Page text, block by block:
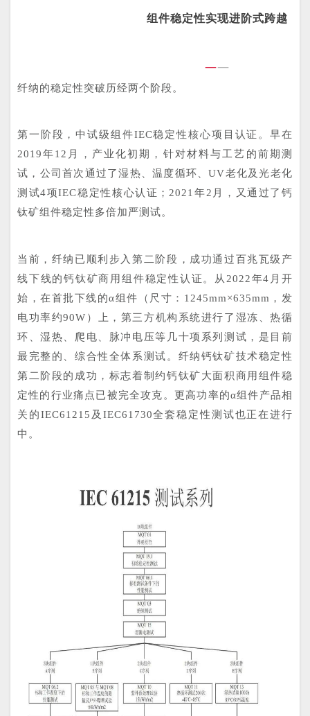
组件稳定性实现进阶式跨越
——
纤纳的稳定性突破历经两个阶段。
第一阶段，中试级组件IEC稳定性核心项目认证。早在
2019年12月，产业化初期，针对材料与工艺的前期测
试，公司首次通过了湿热、温度循环、UV老化及光老化
测试4项IEC稳定性核心认证；2021年2月，又通过了钙
钛矿组件稳定性多倍加严测试。
当前，纤纳已顺利步入第二阶段，成功通过百兆瓦级产
线下线的钙钛矿商用组件稳定性认证。从2022年4月开
始，在首批下线的α组件（尺寸：1245mm×635mm，发
电功率约90W）上，第三方机构系统进行了湿冻、热循
环、湿热、爬电、脉冲电压等几十项系列测试，是目前
最完整的、综合性全体系测试。纤纳钙钛矿技术稳定性
第二阶段的成功，标志着制约钙钛矿大面积商用组件稳
定性的行业痛点已被完全攻克。更高功率的α组件产品相
关的IEC61215及IEC61730全套稳定性测试也正在进行
中。